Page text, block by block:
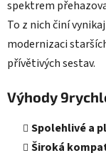
spektrem
To z nich činí
modernizaci
přívětivých sestav.
Výhody
Spolehlivé a
Široká